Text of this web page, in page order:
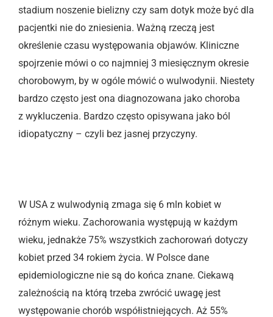
stadium noszenie bielizny czy sam dotyk może być dla
pacjentki nie do zniesienia. Ważną rzeczą jest
określenie czasu występowania objawów. Kliniczne
spojrzenie mówi o co najmniej 3 miesięcznym okresie
chorobowym, by w ogóle mówić o wulwodynii. Niestety
bardzo często jest ona diagnozowana jako choroba
z wykluczenia. Bardzo często opisywana jako ból
idiopatyczny – czyli bez jasnej przyczyny.
W USA z wulwodynią zmaga się 6 mln kobiet w
różnym wieku. Zachorowania występują w każdym
wieku, jednakże 75% wszystkich zachorowań dotyczy
kobiet przed 34 rokiem życia. W Polsce dane
epidemiologiczne nie są do końca znane. Ciekawą
zależnością na którą trzeba zwrócić uwagę jest
występowanie chorób współistniejących. Aż 55%